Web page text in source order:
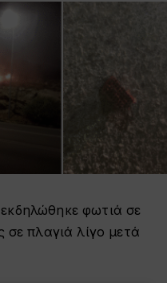
φωτιά σε
πλαγιά λίγο μετά